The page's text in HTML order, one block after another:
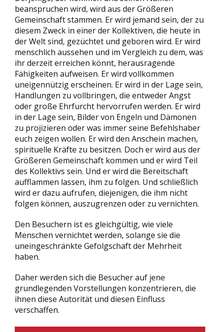
beanspruchen wird, wird aus der Größeren
Gemeinschaft stammen. Er wird jemand sein, der zu
diesem Zweck in einer der Kollektiven, die heute in
der Welt sind, gezüchtet und geboren wird. Er wird
menschlich aussehen und im Vergleich zu dem, was
ihr derzeit erreichen könnt, herausragende
Fähigkeiten aufweisen. Er wird vollkommen
uneigennützig erscheinen. Er wird in der Lage sein,
Handlungen zu vollbringen, die entweder Angst
oder große Ehrfurcht hervorrufen werden. Er wird
in der Lage sein, Bilder von Engeln und Dämonen
zu projizieren oder was immer seine Befehlshaber
euch zeigen wollen. Er wird den Anschein machen,
spirituelle Kräfte zu besitzen. Doch er wird aus der
Größeren Gemeinschaft kommen und er wird Teil
des Kollektivs sein. Und er wird die Bereitschaft
aufflammen lassen, ihm zu folgen. Und schließlich
wird er dazu aufrufen, diejenigen, die ihm nicht
folgen können, auszugrenzen oder zu vernichten.
Den Besuchern ist es gleichgültig, wie viele
Menschen vernichtet werden, solange sie die
uneingeschränkte Gefolgschaft der Mehrheit
haben.
Daher werden sich die Besucher auf jene
grundlegenden Vorstellungen konzentrieren, die
ihnen diese Autorität und diesen Einfluss
verschaffen.